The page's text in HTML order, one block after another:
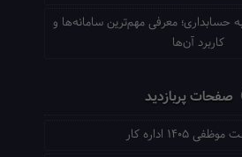
حسابداری؛ معرفی مهم‌ترین سامانه‌ها و
کاربرد آن‌ها
صفحات پربازدید
۱۴۰۵ اداره کار